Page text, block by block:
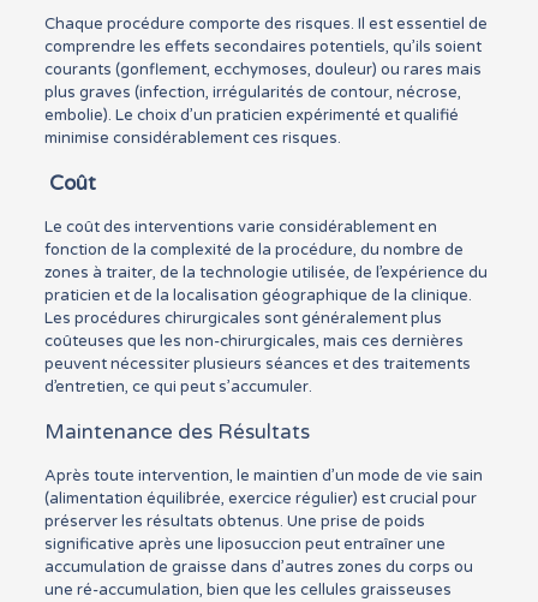
Chaque procédure comporte des risques. Il est essentiel de
comprendre les effets secondaires potentiels, qu’ils soient
courants (gonflement, ecchymoses, douleur) ou rares mais
plus graves (infection, irrégularités de contour, nécrose,
embolie). Le choix d’un praticien expérimenté et qualifié
minimise considérablement ces risques.
Coût
Le coût des interventions varie considérablement en
fonction de la complexité de la procédure, du nombre de
zones à traiter, de la technologie utilisée, de l’expérience du
praticien et de la localisation géographique de la clinique.
Les procédures chirurgicales sont généralement plus
coûteuses que les non-chirurgicales, mais ces dernières
peuvent nécessiter plusieurs séances et des traitements
d’entretien, ce qui peut s’accumuler.
Maintenance des Résultats
Après toute intervention, le maintien d’un mode de vie sain
(alimentation équilibrée, exercice régulier) est crucial pour
préserver les résultats obtenus. Une prise de poids
significative après une liposuccion peut entraîner une
accumulation de graisse dans d’autres zones du corps ou
une ré-accumulation, bien que les cellules graisseuses